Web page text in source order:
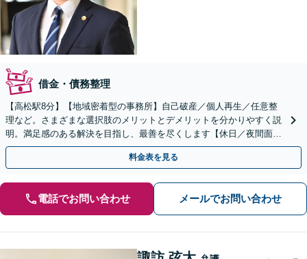
借金・債務整理
【高松駅8分】【地域密着型の事務所】自己破産／個人再生／任意整
理など。さまざまな選択肢のメリットとデメリットを分かりやすく説
明。満足感のある解決を目指し、最善を尽くします【休日／夜間面談
OK（要予約）】
料金表を見る
電話でお問い合わせ メールでお問い合わせ